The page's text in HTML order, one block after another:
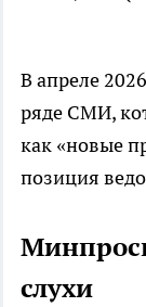
В апреле
ряде СМИ,
как «новые
позиция
слухи